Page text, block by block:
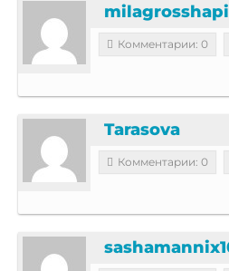
Комментарии: 0
Tarasova
Комментарии: 0